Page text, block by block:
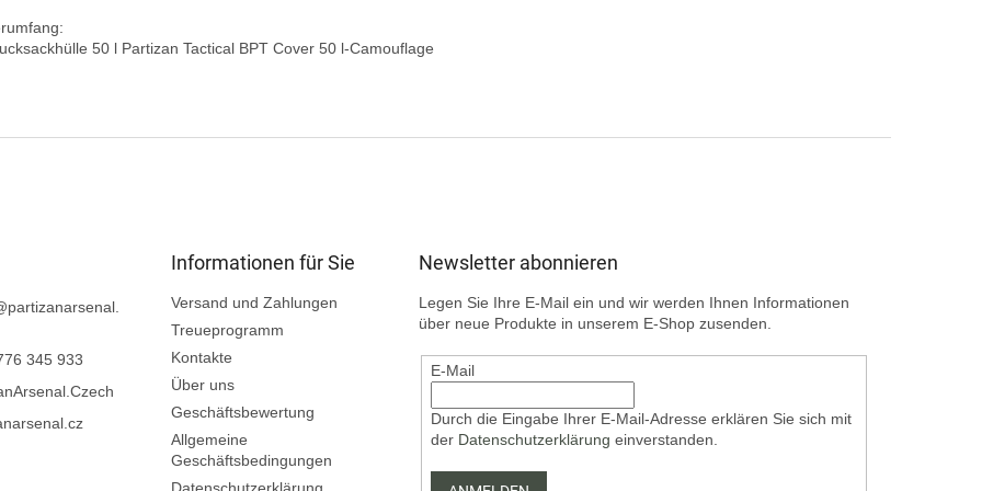
partizanarsenal.
345 933
Informationen für Sie
Versand und Zahlungen
Treueprogramm
Kontakte
Über uns
Geschäftsbewertung
Allgemeine
Geschäftsbedingungen
Datenschutzerklärung
Newsletter abonnieren
Legen Sie Ihre E-Mail ein und wir werden Ihnen Informationen
über neue Produkte in unserem E-Shop zusenden.
E-Mail
Durch die Eingabe Ihrer E-Mail-Adresse erklären Sie sich mit
der Datenschutzerklärung einverstanden.